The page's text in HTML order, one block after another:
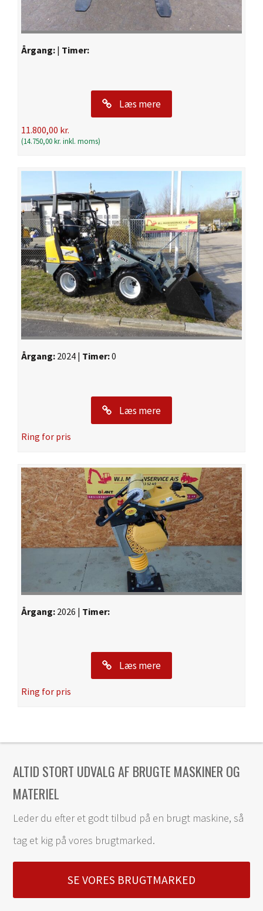
Årgang: | Timer:
Læs mere
11.800,00 kr.
(14.750,00kr. inkl. moms)
Årgang: 2024 | Timer:0
Læs mere
Ring for pris
Årgang: 2026 | Timer:
Læs mere
Ring for pris
ALTID STORT UDVALG AF BRUGTE MASKINER OG
MATERIEL
Leder du efter et godt tilbud på en brugt maskine, så
tag et kig på vores brugtmarked.
SE VORES BRUGTMARKED